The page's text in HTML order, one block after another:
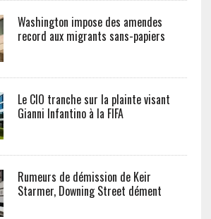
Washington impose des amendes
record aux migrants sans-papiers
Le CIO tranche sur la plainte visant
Gianni Infantino à la FIFA
Rumeurs de démission de Keir
Starmer, Downing Street dément